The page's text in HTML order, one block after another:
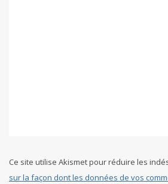
Ce site utilise Akismet pour réduire les
sur la façon dont les données de vos